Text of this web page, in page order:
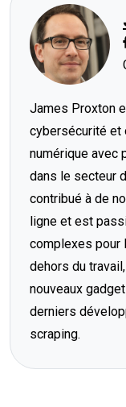
James Proxton
cybersécurité et
numérique avec
dans le secteur
contribué à de
ligne et est
complexes pour
dehors du
nouveaux
derniers
scraping.